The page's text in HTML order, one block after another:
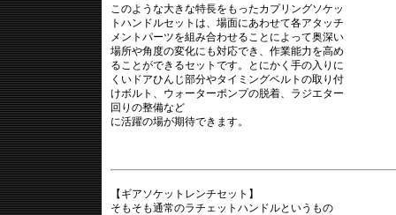
このような大きな特長をもったカプリングソケッ
トハンドルセットは、場面にあわせて各アタッチ
メントパーツを組み合わせることによって奥深い
場所や角度の変化にも対応でき、作業能力を高め
ることができるセットです。とにかく手の入りに
くいドアひんじ部分やタイミングベルトの取り付
けボルト、ウォーターポンプの脱着、ラジエター
回りの整備など
に活躍の場が期待できます。
【ギアソケットレンチセット】
そもそも通常のラチェットハンドルというもの